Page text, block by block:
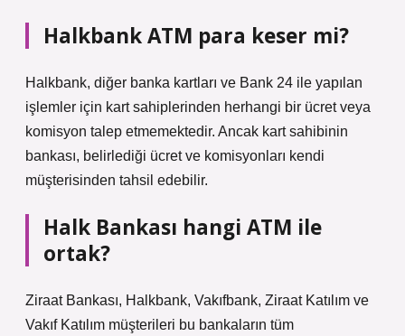
Halkbank ATM para keser mi?
Halkbank, diğer banka kartları ve Bank 24 ile yapılan
işlemler için kart sahiplerinden herhangi bir ücret veya
komisyon talep etmemektedir. Ancak kart sahibinin
bankası, belirlediği ücret ve komisyonları kendi
müşterisinden tahsil edebilir.
Halk Bankası hangi ATM ile
ortak?
Ziraat Bankası, Halkbank, Vakıfbank, Ziraat Katılım ve
Vakıf Katılım müşterileri bu bankaların tüm